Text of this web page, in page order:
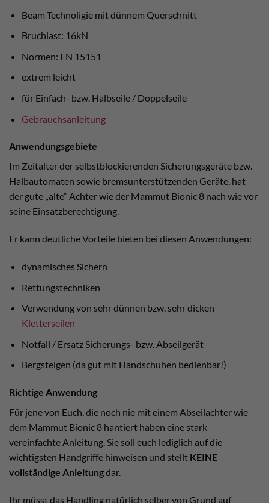
Beam Technoligie mit dünnem Querschnitt
Bruchlast: 16kN
Normen: EN 15151
extrem leicht
für Einfach- bzw. Halbseile / Doppelseile
Gebrauchsanleitung
Anwendungsgebiete
Im Zeitalter der selbstblockierenden Sicherungsgeräte bzw.
Halbautomaten sowie bremsunterstützenden Geräte, hat
der gute „alte“ Achter wie der Mammut Bionic 8 nach wie vor
seine Einsatzberechtigung.
Er kann deutliche Vorteile bieten bei diesen Anwendungen:
dynamisches Sichern
Rettungstechniken
Verwendung von sehr dünnen bzw. sehr dicken
Kletterseilen
Notfall / Ersatz Sicherungs- bzw. Abseilgerät
Bergsteigen (da gut mit Handschuhen bedienbar!)
Richtige Anwendung
Für jene von Euch, die noch nie mit einem Abseilachter wie
dem Mammut Bionic 8 hantiert haben eine stark
vereinfachte Anleitung. Sie soll euch lediglich auf die
wichtigsten Handgriffe hinweisen und stellt KEINE
vollständige Anleitungdar.
Ihr müsst das Handling natürlich selber von Grund auf